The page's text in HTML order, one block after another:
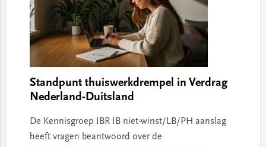
Standpunt thuiswerkdrempel in Verdrag
Nederland-Duitsland
De Kennisgroep IBR IB niet-winst/LB/PH aanslag
heeft vragen beantwoord over de